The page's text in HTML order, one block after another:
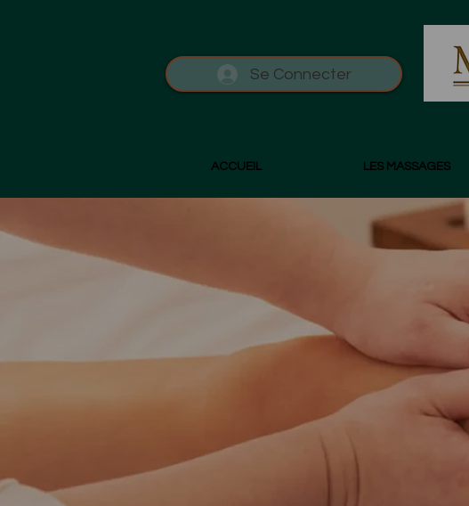
Se Connecter
ACCUEIL LES MASSAGES